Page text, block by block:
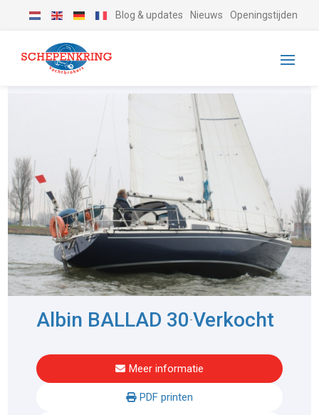
Blog & updates Nieuws Openingstijden
Albin BALLAD 30-Verkocht
Meer informatie
PDF printen